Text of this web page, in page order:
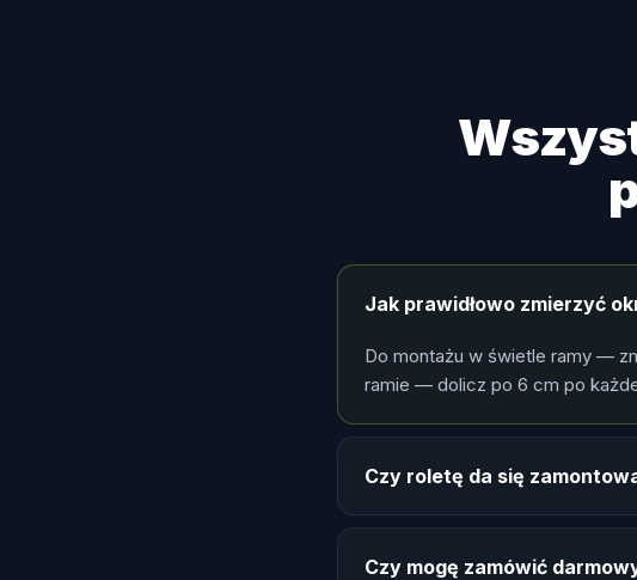
Jak prawidłowo zmierzyć
Do montażu w świetle ramy —
ramie — dolicz po 6 cm po
Czy roletę da się
Czy mogę zamówić